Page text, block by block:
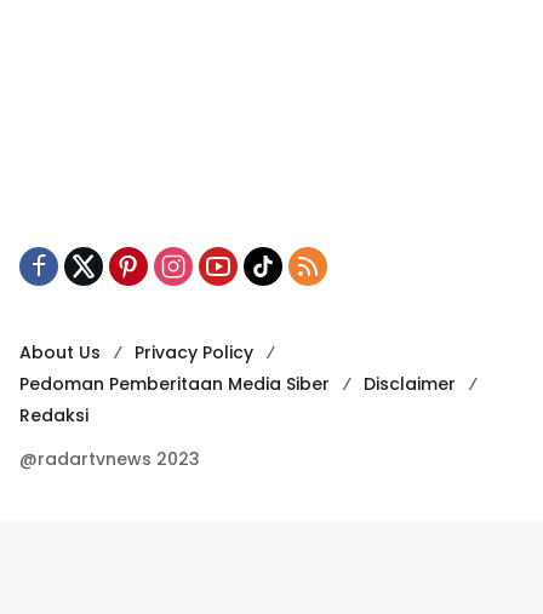
About Us
Privacy Policy
Pedoman Pemberitaan Media Siber
Disclaimer
Redaksi
@radartvnews 2023